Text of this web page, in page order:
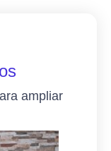
ampliar